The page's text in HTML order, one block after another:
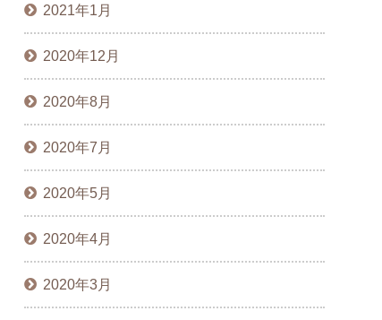
2021年1月
2020年12月
2020年8月
2020年7月
2020年5月
2020年4月
2020年3月